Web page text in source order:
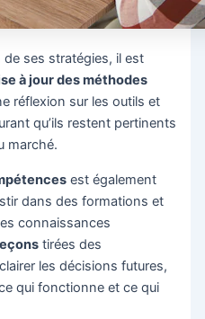
de ses stratégies, il est
à jour des méthodes
réflexion sur les outils et
qu’ils restent pertinents
marché.
est également
dans des formations et
connaissances
tirées des
les décisions futures,
qui fonctionne et ce qui